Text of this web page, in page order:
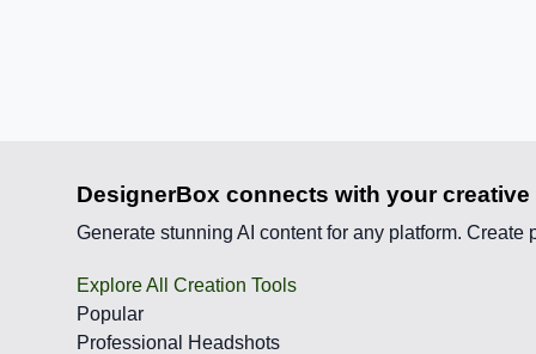
DesignerBox connects with your
Generate stunning AI content for any platform.
Explore All Creation Tools
Popular
Professional Headshots